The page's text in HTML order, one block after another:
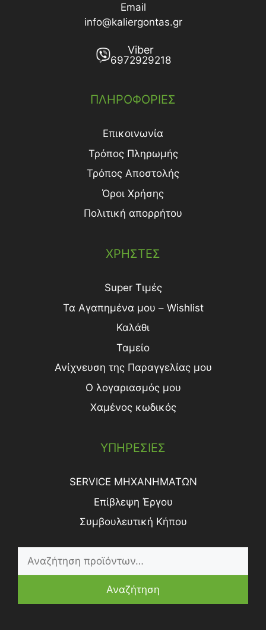
Email
info@kaliergontas.gr
Viber
6972929218
ΠΛΗΡΟΦΟΡΙΕΣ
Επικοινωνία
Τρόπος Πληρωμής
Τρόπος Aποστολής
Όροι Χρήσης
Πολιτική απορρήτου
ΧΡΗΣΤΕΣ
Super Τιμές
Τα Αγαπημένα μου – Wishlist
Καλάθι
Ταμείο
Ανίχνευση της Παραγγελίας μου
Ο λογαριασμός μου
Χαμένος κωδικός
ΥΠΗΡΕΣΙΕΣ
SERVICE ΜΗΧΑΝΗΜΑΤΩΝ
Επίβλεψη Έργου
Συμβουλευτική Κήπου
Αναζήτηση